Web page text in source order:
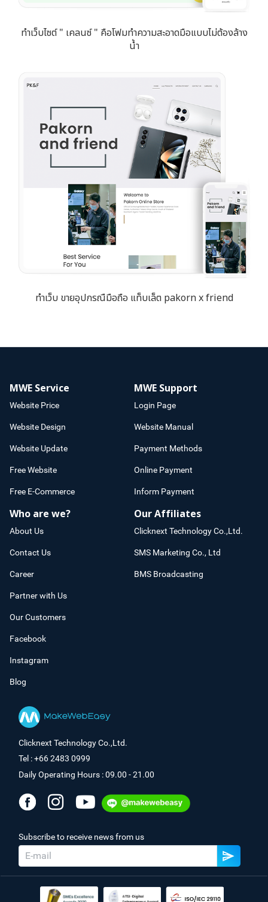
ทำเว็บไซต์ " เคลนซ์ " คือโฟมทำความสะอาดมือแบบไม่ต้องล้าง
น้ำ
ทำเว็บ ขายอุปกรณืมือถือ แท็บเล็ต pakorn x friend
MWE Service
Website Price
Website Design
Website Update
Free Website
Free E-Commerce
MWE Support
Login Page
Website Manual
Payment Methods
Online Payment
Inform Payment
Who are we?
About Us
Contact Us
Career
Partner with Us
Our Customers
Facebook
Instagram
Blog
Our Affiliates
Clicknext Technology Co.,Ltd.
SMS Marketing Co., Ltd
BMS Broadcasting
Clicknext Technology Co.,Ltd.
Tel : +66 2483 0999
Daily Operating Hours : 09.00 - 21.00
Subscribe to receive news from us